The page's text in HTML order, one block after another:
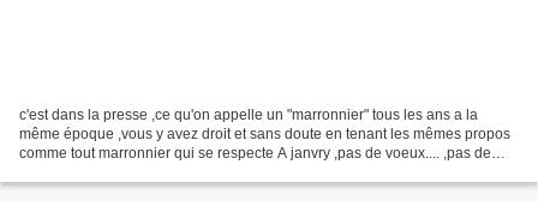
c'est dans la presse ,ce qu'on appelle un "marronnier" tous les ans a la
même époque ,vous y avez droit et sans doute en tenant les mêmes propos
comme tout marronnier qui se respecte A janvry ,pas de voeux.... ,pas de